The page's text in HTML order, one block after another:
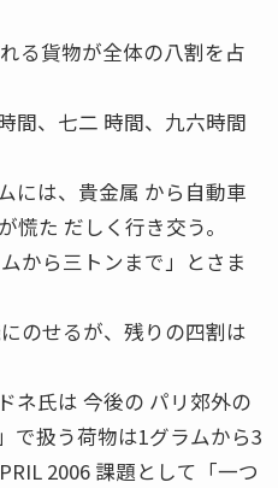
る貨物が全体の八割を占
間、七二 時間、九六時間
には、貴金属 から自動車
た だしく行き交う。
から三トンまで」とさま
のせるが、残りの四割は
ネ氏は 今後の パリ郊外の
で扱う荷物は1グラムから3
2006 課題として「一つ